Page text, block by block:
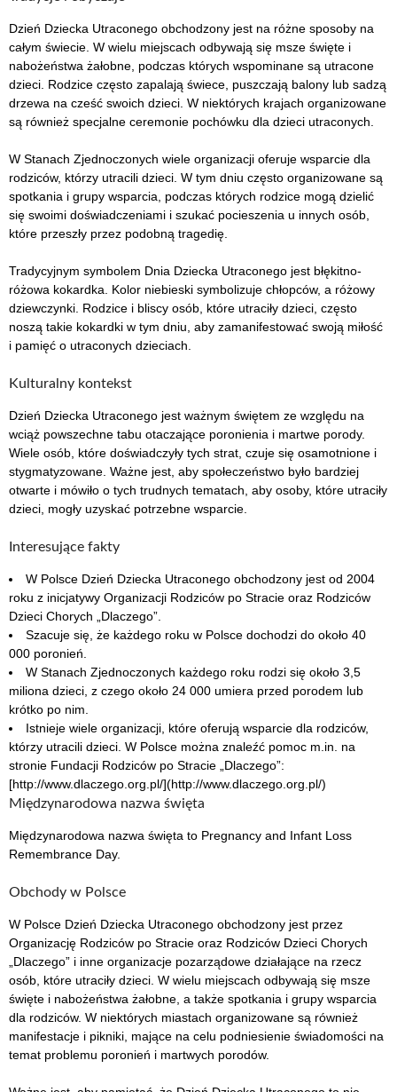
Dzień Dziecka Utraconego obchodzony jest na różne sposoby na
całym świecie. W wielu miejscach odbywają się msze święte i
nabożeństwa żałobne, podczas których wspominane są utracone
dzieci. Rodzice często zapalają świece, puszczają balony lub sadzą
drzewa na cześć swoich dzieci. W niektórych krajach organizowane
są również specjalne ceremonie pochówku dla dzieci utraconych.
W Stanach Zjednoczonych wiele organizacji oferuje wsparcie dla
rodziców, którzy utracili dzieci. W tym dniu często organizowane są
spotkania i grupy wsparcia, podczas których rodzice mogą dzielić
się swoimi doświadczeniami i szukać pocieszenia u innych osób,
które przeszły przez podobną tragedię.
Tradycyjnym symbolem Dnia Dziecka Utraconego jest błękitno-
różowa kokardka. Kolor niebieski symbolizuje chłopców, a różowy
dziewczynki. Rodzice i bliscy osób, które utraciły dzieci, często
noszą takie kokardki w tym dniu, aby zamanifestować swoją miłość
i pamięć o utraconych dzieciach.
Kulturalny kontekst
Dzień Dziecka Utraconego jest ważnym świętem ze względu na
wciąż powszechne tabu otaczające poronienia i martwe porody.
Wiele osób, które doświadczyły tych strat, czuje się osamotnione i
stygmatyzowane. Ważne jest, aby społeczeństwo było bardziej
otwarte i mówiło o tych trudnych tematach, aby osoby, które utraciły
dzieci, mogły uzyskać potrzebne wsparcie.
Interesujące fakty
W Polsce Dzień Dziecka Utraconego obchodzony jest od 2004
roku z inicjatywy Organizacji Rodziców po Stracie oraz Rodziców
Dzieci Chorych „Dlaczego”.
Szacuje się, że każdego roku w Polsce dochodzi do około 40
000 poronień.
W Stanach Zjednoczonych każdego roku rodzi się około 3,5
miliona dzieci, z czego około 24 000 umiera przed porodem lub
krótko po nim.
Istnieje wiele organizacji, które oferują wsparcie dla rodziców,
którzy utracili dzieci. W Polsce można znaleźć pomoc m.in. na
stronie Fundacji Rodziców po Stracie „Dlaczego”:
[http://www.dlaczego.org.pl/](http://www.dlaczego.org.pl/)
Międzynarodowa nazwa święta
Międzynarodowa nazwa święta to Pregnancy and Infant Loss
Remembrance Day.
Obchody w Polsce
W Polsce Dzień Dziecka Utraconego obchodzony jest przez
Organizację Rodziców po Stracie oraz Rodziców Dzieci Chorych
„Dlaczego” i inne organizacje pozarządowe działające na rzecz
osób, które utraciły dzieci. W wielu miejscach odbywają się msze
święte i nabożeństwa żałobne, a także spotkania i grupy wsparcia
dla rodziców. W niektórych miastach organizowane są również
manifestacje i pikniki, mające na celu podniesienie świadomości na
temat problemu poronień i martwych porodów.